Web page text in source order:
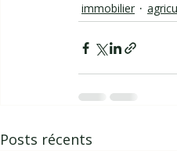
immobilier
Posts récents